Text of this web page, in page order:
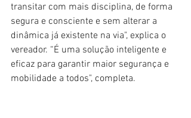
transitar com mais disciplina, de forma
segura e consciente e sem alterar a
dinâmica já existente na via", explica o
vereador. “É uma solução inteligente e
eficaz para garantir maior segurança e
mobilidade a todos", completa.